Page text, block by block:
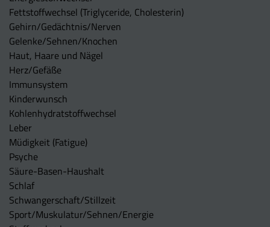
Fettstoffwechsel (Triglyceride, Cholesterin)
Gehirn/Gedächtnis/Nerven
Gelenke/Sehnen/Knochen
Haut, Haare und Nägel
Herz/Gefäße
Immunsystem
Kinderwunsch
Kohlenhydratstoffwechsel
Leber
Müdigkeit (Fatigue)
Psyche
Säure-Basen-Haushalt
Schlaf
Schwangerschaft/Stillzeit
Sport/Muskulatur/Sehnen/Energie